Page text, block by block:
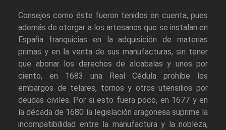
Consejos como éste fueron tenidos en cuenta, pues
además de otorgar a los artesanos que se instalan en
España franquicias en la adquisición de materias
primas y en la venta de sus manufacturas, sin tener
que abonar los derechos de alcabalas y unos por
ciento, en 1683 una Real Cédula prohíbe los
embargos de telares, tornos y otros utensilios por
deudas civiles. Por si esto fuera poco, en 1677 y en
la década de 1680 la legislación aragonesa suprime la
incompatibilidad entre la manufactura y la nobleza,